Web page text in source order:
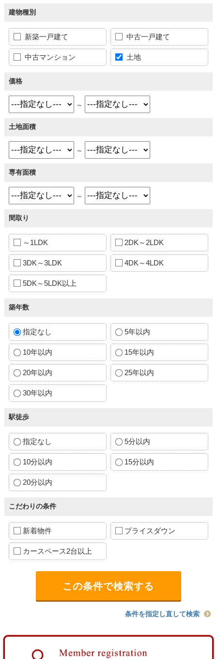
建物種別
新築一戸建て 中古一戸建て
中古マンション 土地
価格
～
土地面積
～
専有面積
～
間取り
～1LDK 2DK～2LDK
3DK～3LDK 4DK～4LDK
5DK～5LDK以上
築年数
指定なし 5年以内
10年以内 15年以内
20年以内 25年以内
30年以内
駅徒歩
指定なし 5分以内
10分以内 15分以内
20分以内
こだわりの条件
新着物件 プライスダウン
カースペース2台以上
条件を指定し直して検索